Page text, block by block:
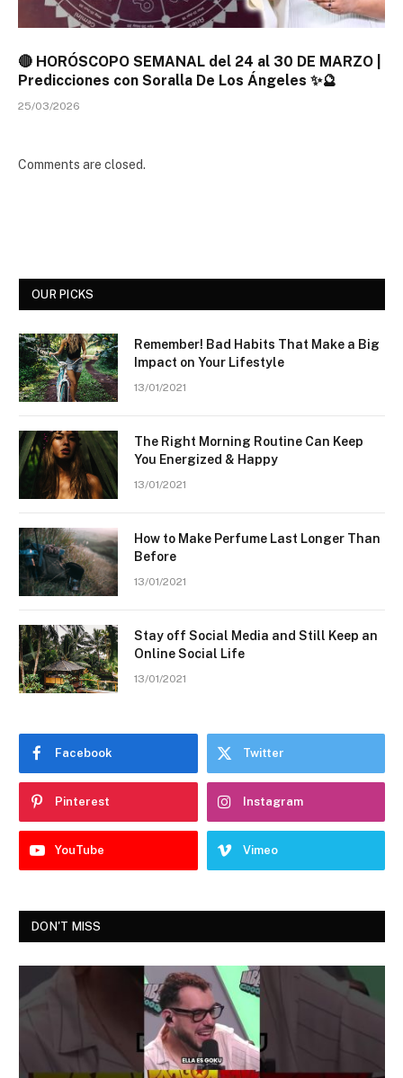
🔴 HORÓSCOPO SEMANAL del 24 al 30 DE MARZO |
Predicciones con Soralla De Los Ángeles ✨🔮
25/03/2026
Comments are closed.
OUR PICKS
Remember! Bad Habits That Make a Big
Impact on Your Lifestyle
13/01/2021
The Right Morning Routine Can Keep
You Energized & Happy
13/01/2021
How to Make Perfume Last Longer Than
Before
13/01/2021
Stay off Social Media and Still Keep an
Online Social Life
13/01/2021
Facebook Twitter
Pinterest Instagram
YouTube Vimeo
DON'T MISS